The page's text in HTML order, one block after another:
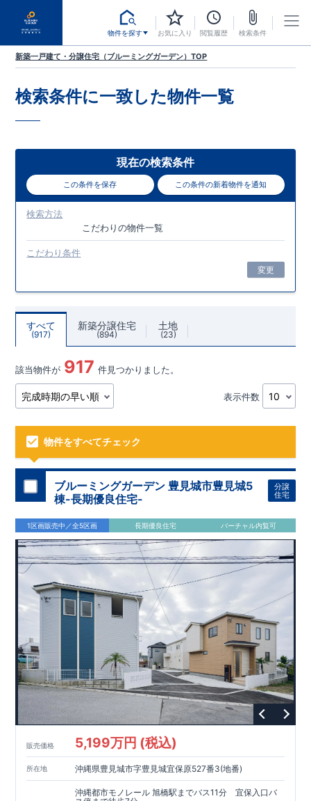
物件を探す お気に入り 閲覧履歴 検索条件
新築一戸建て・分譲住宅（ブルーミングガーデン）TOP
検索条件に一致した物件一覧
現在の検索条件
この条件を保存 この条件の新着物件を通知
検索方法
こだわりの物件一覧
こだわり条件
変更
すべて
917
新築分譲住宅
894
土地
23
該当物件が 917 件見つかりました。
表示件数
物件をすべてチェック
ブルーミングガーデン 豊見城市豊見城5
棟-長期優良住宅-
分譲
住宅
1区画販売中／全5区画 長期優良住宅 バーチャル内覧可
販売価格 5,199万円 (税込)
所在地 沖縄県豊見城市字豊見城宜保原527番3(地番)
沖縄都市モノレール 旭橋駅までバス11分 宜保入口バ